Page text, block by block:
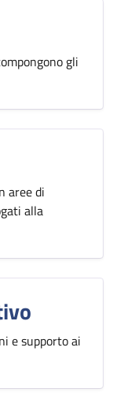
gli
aree di
alla
e supporto ai